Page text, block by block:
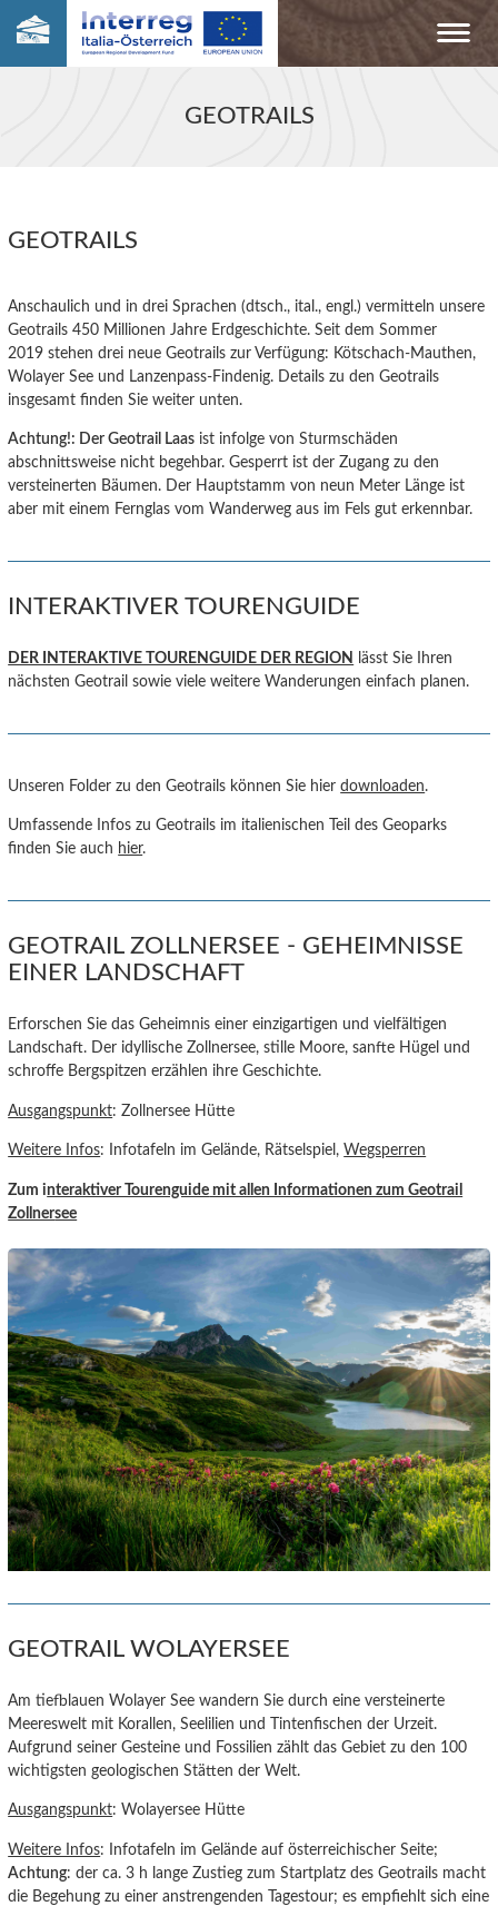
GEOTRAILS
GEOTRAILS
Anschaulich und in drei Sprachen (dtsch., ital., engl.) vermitteln unsere
Geotrails 450 Millionen Jahre Erdgeschichte. Seit dem Sommer
2019 stehen drei neue Geotrails zur Verfügung: Kötschach-Mauthen,
Wolayer See und Lanzenpass-Findenig. Details zu den Geotrails
insgesamt finden Sie weiter unten.
Achtung!: Der Geotrail Laas ist infolge von Sturmschäden
abschnittsweise nicht begehbar. Gesperrt ist der Zugang zu den
versteinerten Bäumen. Der Hauptstamm von neun Meter Länge ist
aber mit einem Fernglas vom Wanderweg aus im Fels gut erkennbar.
INTERAKTIVER TOURENGUIDE
DER INTERAKTIVE TOURENGUIDE DER REGION
lässt Sie Ihren
nächsten Geotrail sowie viele weitere Wanderungen einfach planen.
Unseren Folder zu den Geotrails können Sie hierdownloaden.
Umfassende Infos zu Geotrails im italienischen Teil des Geoparks
finden Sie auch hier.
GEOTRAIL ZOLLNERSEE - GEHEIMNISSE
EINER LANDSCHAFT
Erforschen Sie das Geheimnis einer einzigartigen und vielfältigen
Landschaft. Der idyllische Zollnersee, stille Moore, sanfte Hügel und
schroffe Bergspitzen erzählen ihre Geschichte.
Ausgangspunkt: Zollnersee Hütte
Weitere Infos: Infotafeln im Gelände, Rätselspiel,Wegsperren
Zum interaktiver Tourenguide mit allen Informationen zum Geotrail
Zollnersee
GEOTRAIL WOLAYERSEE
Am tiefblauen Wolayer See wandern Sie durch eine versteinerte
Meereswelt mit Korallen, Seelilien und Tintenfischen der Urzeit.
Aufgrund seiner Gesteine und Fossilien zählt das Gebiet zu den 100
wichtigsten geologischen Stätten der Welt.
Ausgangspunkt: Wolayersee Hütte
Weitere Infos: Infotafeln im Gelände auf österreichischer Seite;
Achtung: der ca. 3 h lange Zustieg zum Startplatz des Geotrails macht
die Begehung zu einer anstrengenden Tagestour; es empfiehlt sich eine